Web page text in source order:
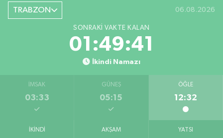
TRABZON 06.08.2026
SONRAKI VAKTE KALAN
01:49:40
İkindi Namazı
İMSAK
03:33
GÜNEŞ
05:15
ÖĞLE
12:32
İKINDI AKŞAM YATSI